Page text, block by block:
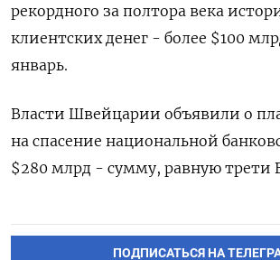
рекордного за полтора века
клиентских денег - более $100
январь.
Власти Швейцарии объявили о
на спасение национальной
$280 млрд - сумму, равную трети
ПОДПИСАТЬСЯ НА